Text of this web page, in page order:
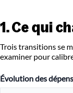
1. Ce qui
Trois transitions se
examiner pour
Évolution des